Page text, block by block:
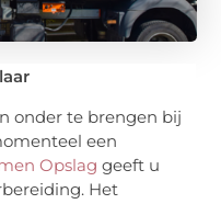
onder te brengen bij
een
Opslag geeft u
Het